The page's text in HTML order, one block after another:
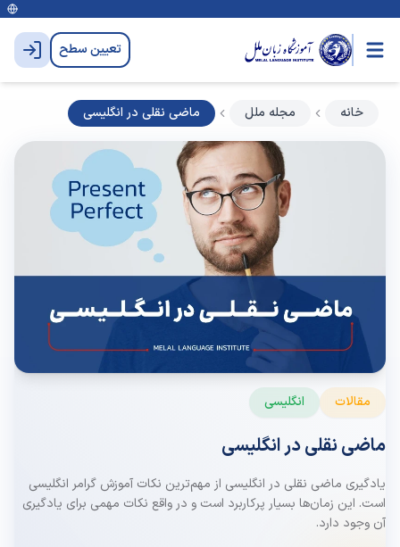
تعیین سطح
خانه مجله ملل ماضی نقلی در انگلیسی
مقالات انگلیسی
ماضی نقلی در انگلیسی
یادگیری ماضی نقلی در انگلیسی از مهم‌ترین نکات آموزش گرامر انگلیسی
است. این زمان‌ها بسیار پرکاربرد است و در واقع نکات مهمی برای یادگیری
آن وجود دارد‌.